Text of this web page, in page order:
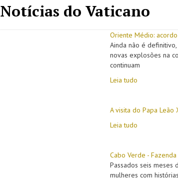
Notícias do Vaticano
Oriente Médio:
Ainda não é
novas explosões na
continuam
Leia tudo
A visita do Papa Leão
Leia tudo
Cabo Verde -
Passados seis meses
mulheres com